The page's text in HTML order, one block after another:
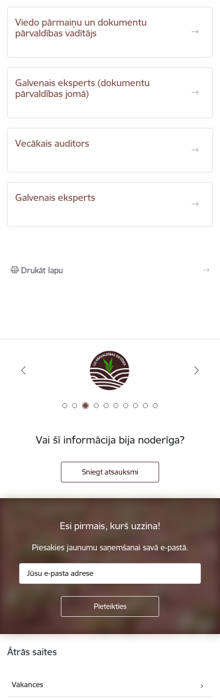
Viedo pārmaiņu un dokumentu
pārvaldības vadītājs
Galvenais eksperts (dokumentu
pārvaldības jomā)
Vecākais auditors
Galvenais eksperts
Drukāt lapu
Vai šī informācija bija noderīga?
Sniegt atsauksmi
Esi pirmais, kurš uzzina!
Piesakies jaunumu saņemšanai savā e-pastā.
Kājene
Ātrās saites
Vakances